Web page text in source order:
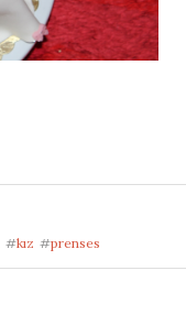
#kız #prenses